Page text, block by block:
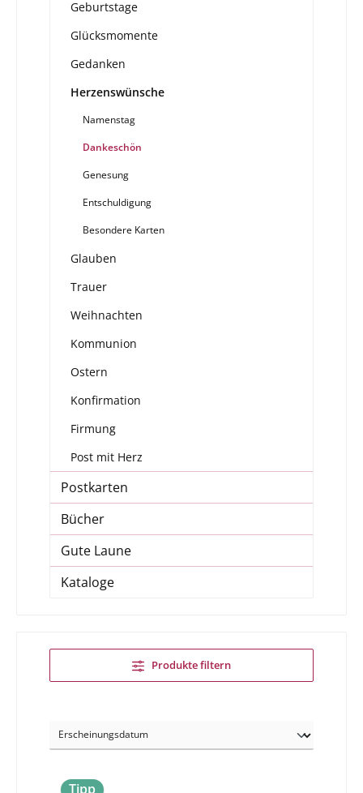
Geburtstage
Glücksmomente
Gedanken
Herzenswünsche
Namenstag
Dankeschön
Genesung
Entschuldigung
Besondere Karten
Glauben
Trauer
Weihnachten
Kommunion
Ostern
Konfirmation
Firmung
Post mit Herz
Postkarten
Bücher
Gute Laune
Kataloge
Produkte filtern
Tipp